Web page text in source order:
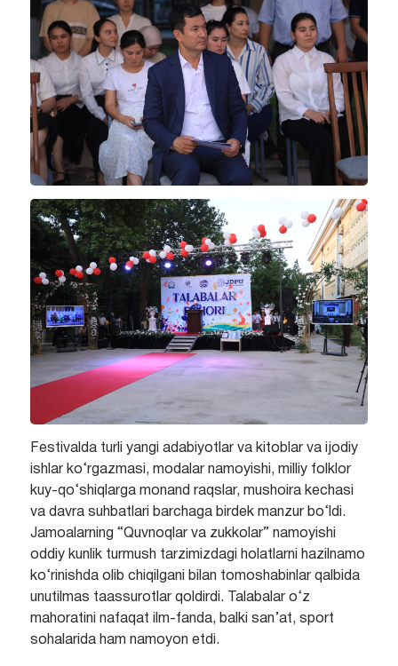
Festivalda turli yangi adabiyotlar va kitoblar va ijodiy
ishlar ko‘rgazmasi, modalar namoyishi, milliy folklor
kuy-qo‘shiqlarga monand raqslar, mushoira kechasi
va davra suhbatlari barchaga birdek manzur bo‘ldi.
Jamoalarning “Quvnoqlar va zukkolar” namoyishi
oddiy kunlik turmush tarzimizdagi holatlarni hazilnamo
ko‘rinishda olib chiqilgani bilan tomoshabinlar qalbida
unutilmas taassurotlar qoldirdi. Talabalar o‘z
mahoratini nafaqat ilm-fanda, balki san’at, sport
sohalarida ham namoyon etdi.